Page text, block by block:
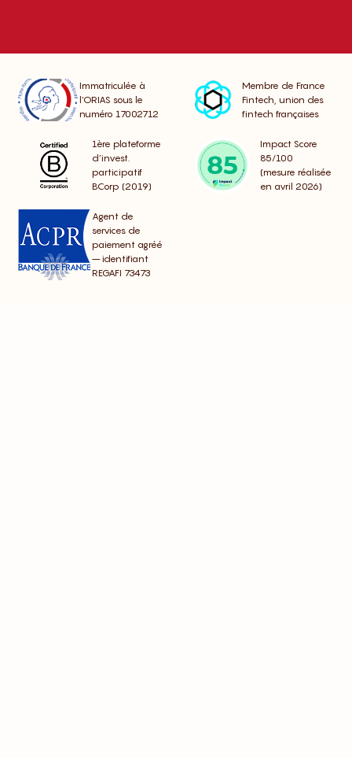
Immatriculée à
l’ORIAS sous le
numéro 17002712
Membre de France
Fintech, union des
fintech françaises
1ère plateforme
d’invest.
participatif
BCorp (2019)
Impact Score
85/100
(mesure réalisée
en avril 2026)
Agent de
services de
paiement agréé
– identifiant
REGAFI 73473